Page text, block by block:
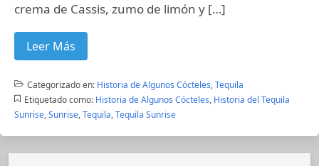
crema de Cassis, zumo de limón y […]
Leer Más
Categorizado en: Historia de Algunos Cócteles,Tequila
Etiquetado como: Historia de Algunos Cócteles, Historia del Tequila
Sunrise,Sunrise,Tequila,Tequila Sunrise